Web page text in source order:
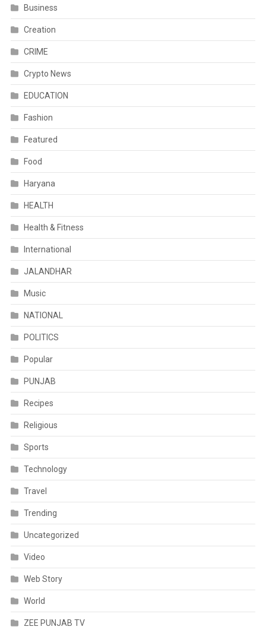
Business
Creation
CRIME
Crypto News
EDUCATION
Fashion
Featured
Food
Haryana
HEALTH
Health & Fitness
International
JALANDHAR
Music
NATIONAL
POLITICS
Popular
PUNJAB
Recipes
Religious
Sports
Technology
Travel
Trending
Uncategorized
Video
Web Story
World
ZEE PUNJAB TV